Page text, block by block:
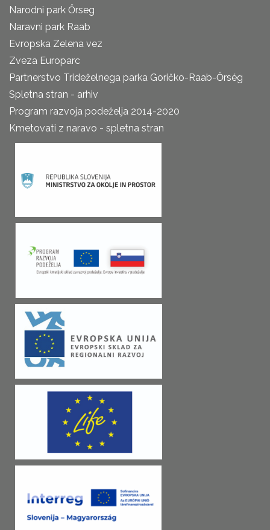
Narodni park Őrseg
Naravni park Raab
Evropska Zelena vez
Zveza Europarc
Partnerstvo Trideželnega parka Goričko-Raab-Őrség
Spletna stran - arhiv
Program razvoja podeželja 2014-2020
Kmetovati z naravo - spletna stran